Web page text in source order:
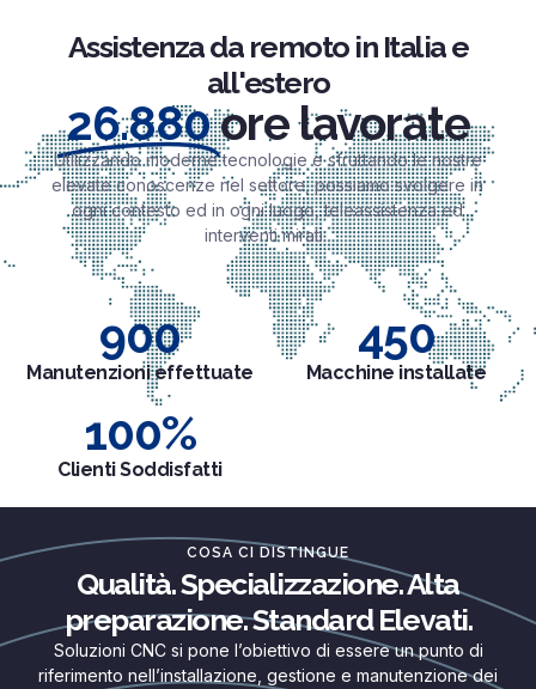
Assistenza da remoto in Italia e
all'estero
26.880ore lavorate
Utilizzando moderne tecnologie e sfruttando le nostre
elevate conoscenze nel settore, possiamo svolgere in
ogni contesto ed in ogni luogo, teleassistenza ed
interventi mirati.
Manutenzioni effettuate
900
Macchine installate
450
Clienti Soddisfatti
100%
COSA CI DISTINGUE
Qualità. Specializzazione. Alta
preparazione. Standard Elevati.
Soluzioni CNC si pone l’obiettivo di essere un punto di
riferimento nell’installazione, gestione e manutenzione dei